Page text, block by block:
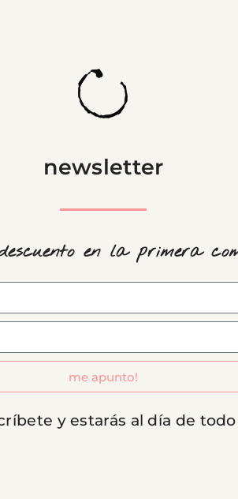
newsletter
descuento en la primera
me apunto!
y estarás al día de todo